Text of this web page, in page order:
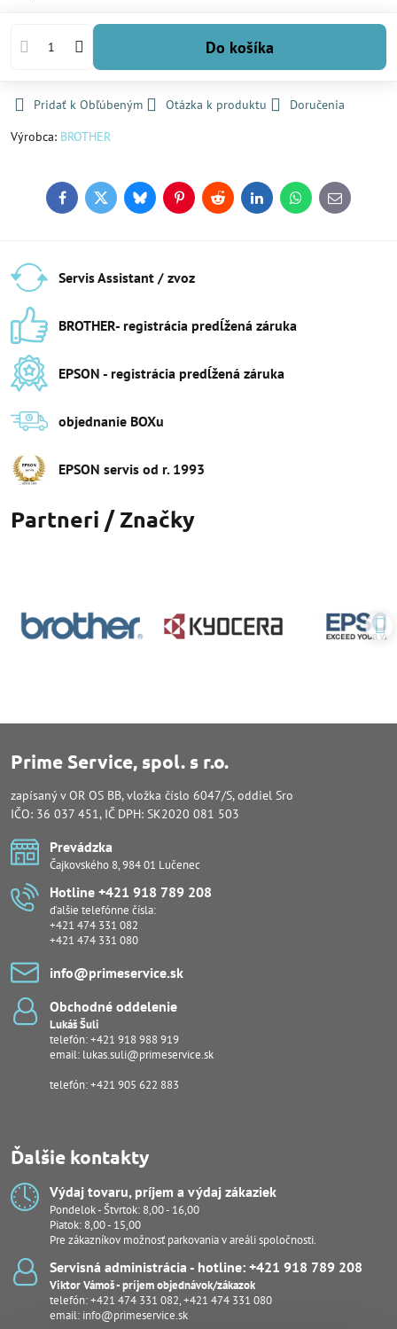
Do košíka
Pridať k Obľúbeným Otázka k produktu
Doručenia
Výrobca: BROTHER
FacebookTwitterBlueskyPinterestReddit LinkedInWhatsApp
E-
mail
Servis Assistant / zvoz
BROTHER- registrácia predĺžená záruka
EPSON - registrácia predĺžená záruka
objednanie BOXu
EPSON servis od r​. 1993
Partneri / Značky
Prime Service, spol. s r.o.
zapísaný v OR OS BB, vložka číslo 6047/S, oddiel Sro
IČO: 36 037 451, IČ DPH: SK2020 081 503
Prevádzka
Čajkovského 8, 984 01 Lučenec
Hotline +421 918 789 208
ďalšie telefónne čísla:
+421 474 331 082
+421 474 331 080
info​@primeservice​.sk
Obchodné oddelenie
Lukáš Šuli
telefón:+421 918 988 919
email: lukas.suli@primeservice.sk
telefón: +421 905 622 883
Ďalšie kontakty
Výdaj tovaru, príjem a výdaj zákaziek
Pondelok - Štvrtok: 8,00 - 16,00
Piatok: 8,00 - 15,00
Pre zákazníkov možnosť parkovania v areáli spoločnosti.
Servisná administrácia - hotline: +421 918 789 208
Viktor Vámoš - príjem objednávok/zákazok
telefón:+421 474 331 082,+421 474 331 080
email: info@primeservice.sk